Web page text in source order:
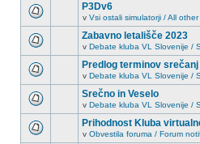
P3Dv6
v Vsi ostali simulatorji / All
Zabavno letališče 2023
v Debate kluba VL Slovenije /
Predlog terminov
v Debate kluba VL Slovenije /
Srečno in Veselo
v Debate kluba VL Slovenije /
Prihodnost Kluba
v Obvestila foruma / Forum